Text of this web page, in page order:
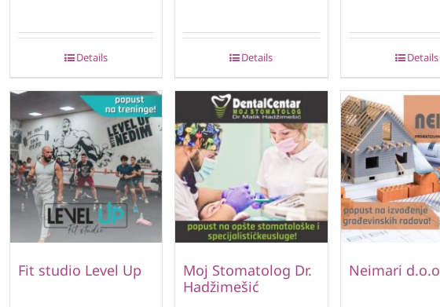
Details Details Details
Fit studio Level Up
Moj Stomatolog Dr.
Hadžimešić
Neimari d.o.o